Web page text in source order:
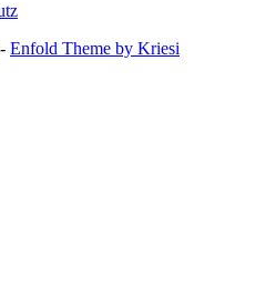
- Enfold Theme by Kriesi